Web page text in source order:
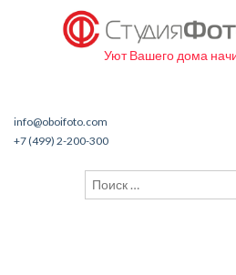
Уют Вашего дома
info@oboifoto.com
+7 (499) 2-200-300